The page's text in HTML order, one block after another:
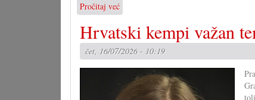
Pročitaj već
Nova
Croatisada
subotu
i
nedilju
Hrvatski kempi važan
čet, 16/07/2026 - 10:19